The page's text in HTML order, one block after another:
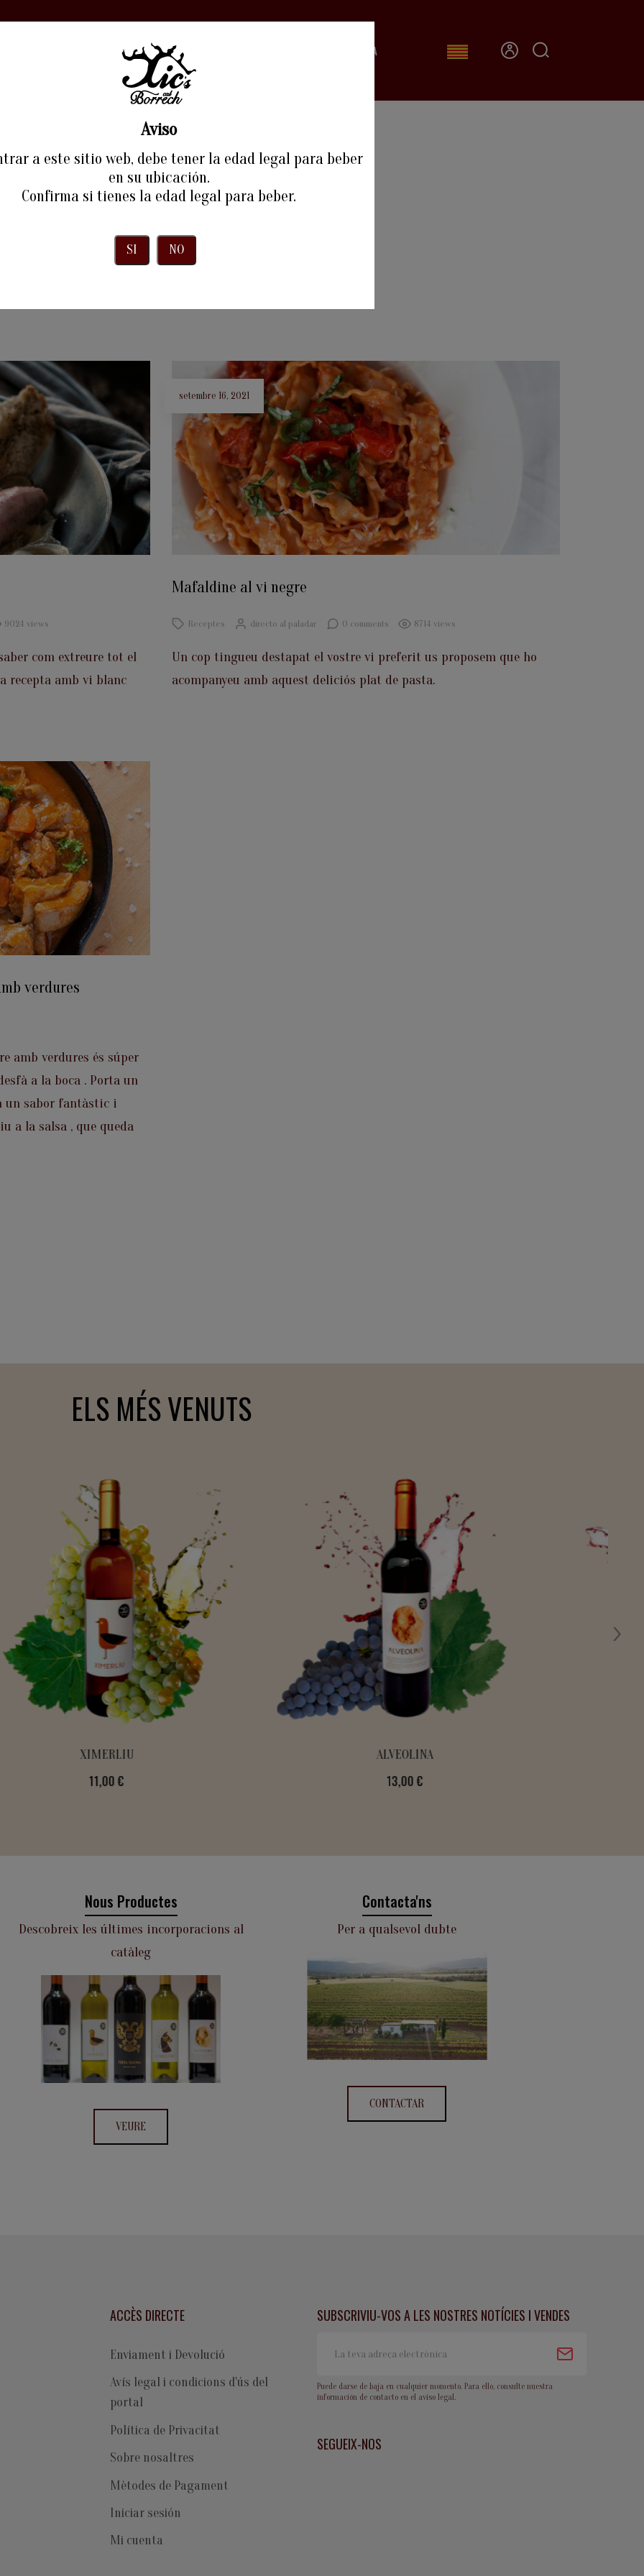
EXPERIÈNCIES CONTACTA
Inici Blog
9024 views
com extreure tot el
recepta amb vi blanc
Mafaldine al vi negre
setembre 16, 2021
Receptes directo al paladar 0 comments 8714 views
Un cop tingueu destapat el vostre vi preferit us proposem que ho
acompanyeu amb aquest deliciós plat de pasta.
verdures
amb verdures és súper
a la boca . Porta un
un sabor fantàstic i
a la salsa , que queda
ELS MÉS VENUTS
ALVEOLINA FIDELÍSSIMA
Nous Productes
Descobreix les últimes incorporacions al
catàleg
VEURE
Contacta'ns
Per a qualsevol dubte
CONTACTAR
ACCÈS DIRECTE
Enviament i Devolució
Avís legal i condicions d'ús del
portal
Política de Privacitat
Sobre nosaltres
Mètodes de Pagament
Iniciar sesión
Mi cuenta
SUBSCRIVIU-VOS A LES NOSTRES NOTÍCIES I VENDES
Puede darse de baja en cualquier momento. Para ello, consulte nuestra
información de contacto en el aviso legal.
SEGUEIX-NOS
Aviso
a este sitio web, debe tener la edad legal para beber
en su ubicación.
Confirma si tienes la edad legal para beber.
SI NO